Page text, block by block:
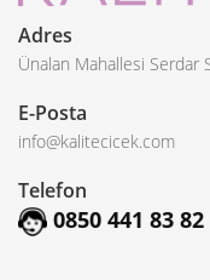
Adres
Ünalan Mahallesi Serdar
E-Posta
info@kalitecicek.com
Telefon
0850 441 83 82